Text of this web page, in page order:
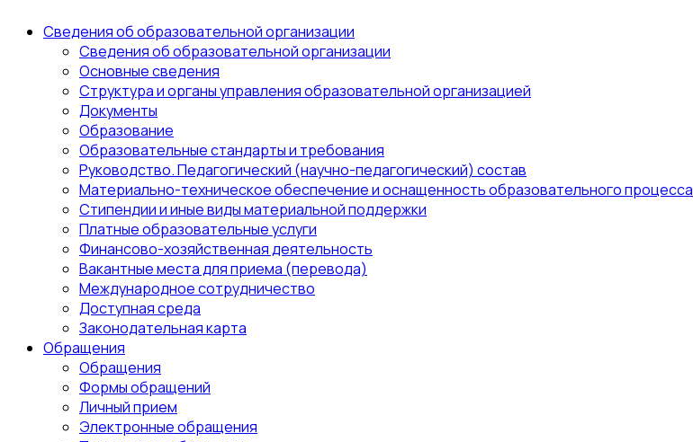
Сведения об образовательной организации
Сведения об образовательной организации
Основные сведения
Структура и органы управления образовательной организацией
Документы
Образование
Образовательные стандарты и требования
Руководство. Педагогический (научно-педагогический) состав
Материально-техническое обеспечение и оснащенность образовательного процесса
Стипендии и иные виды материальной поддержки
Платные образовательные услуги
Финансово-хозяйственная деятельность
Вакантные места для приема (перевода)
Международное сотрудничество
Доступная среда
Законодательная карта
Обращения
Обращения
Формы обращений
Личный прием
Электронные обращения